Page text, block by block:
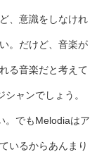
、意識をしなけれ
。だけど、音楽が
る音楽だと考えて
ャンでしょう。
。でもMelodiaはア
いるからあんまり